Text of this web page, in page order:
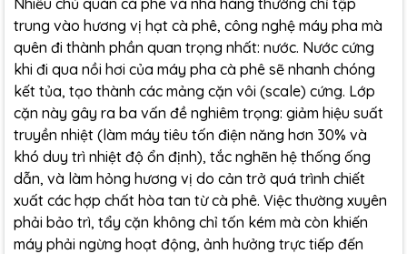
Nhiều chủ quán cà phê và nhà hàng thường chỉ tập
trung vào hương vị hạt cà phê, công nghệ máy pha mà
quên đi thành phần quan trọng nhất: nước. Nước cứng
khi đi qua nồi hơi của máy pha cà phê sẽ nhanh chóng
kết tủa, tạo thành các mảng cặn vôi (scale) cứng. Lớp
cặn này gây ra ba vấn đề nghiêm trọng: giảm hiệu suất
truyền nhiệt (làm máy tiêu tốn điện năng hơn 30% và
khó duy trì nhiệt độ ổn định), tắc nghẽn hệ thống ống
dẫn, và làm hỏng hương vị do cản trở quá trình chiết
xuất các hợp chất hòa tan từ cà phê. Việc thường xuyên
phải bảo trì, tẩy cặn không chỉ tốn kém mà còn khiến
máy phải ngừng hoạt động, ảnh hưởng trực tiếp đến